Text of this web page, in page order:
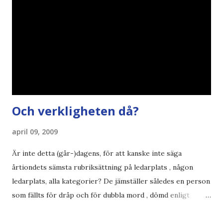
Och verkligheten då?
april 09, 2009
Är inte detta (går-)dagens, för att kanske inte säga
årtiondets sämsta rubriksättning på ledarplats , någon
ledarplats, alla kategorier? De jämställer således en person
som fällts för dråp och för dubbla mord , dömd enligt